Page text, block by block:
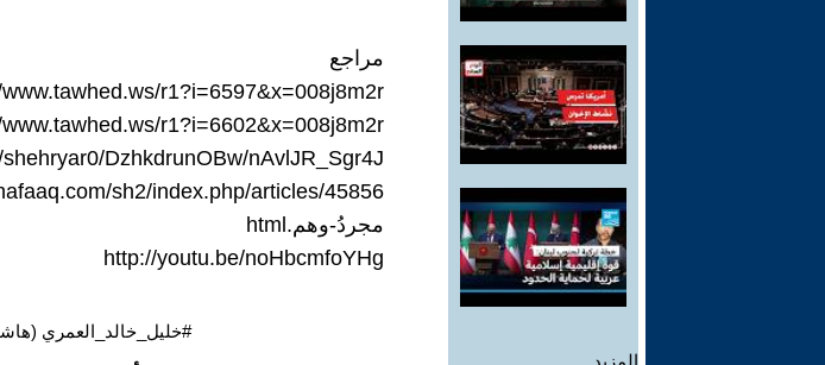
المزيد.....
مراجع
r1?i=6597&x=008j8m2r
r1?i=6602&x=008j8m2r
DzhkdrunOBw/nAvlJR_Sgr4J
مجردُ-وهم.html
http://youtu.be/noHbcmfoYHg
#خليل_خالد_العمري